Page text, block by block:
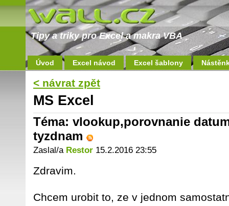
Tipy a triky pro Excel a makra VBA
Úvod Excel návod Excel šablony
< návrat zpět
MS Excel
Téma: vlookup,porovnanie
tyzdnam
Zaslal/a Restor 15.2.2016 23:55
Zdravim.
Chcem urobit to, ze v jednom